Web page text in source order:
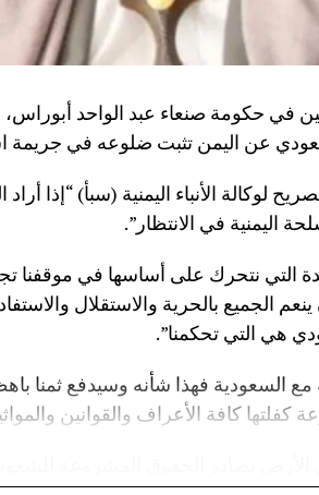
في حكومة صنعاء عبد الواحد
عن اليمن تثبت ضلوعه في جريمة
لوكالة الأنباء اليمنية (سبأ) “إذا
اليمنية في الانتظار”.
التي نتحرك على أساسها في موقفنا
الجميع بالحرية والاستقلال
هي التي تحكمنا”.
السعودية فهذا شأنه وسيدفع ثمنا
كافة الأعراف والقوانين